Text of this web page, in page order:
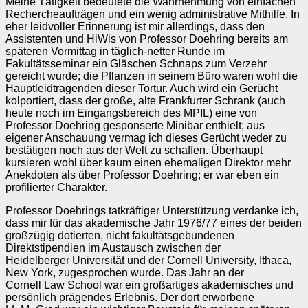
Rechercheaufträgen und ein wenig administrative Mithilfe. In
eher leidvoller Erinnerung ist mir allerdings, dass den
Assistenten und HiWis von Professor Doehring bereits am
späteren Vormittag in täglich‑netter Runde im
Fakultätsseminar ein Gläschen Schnaps zum Verzehr
gereicht wurde; die Pflanzen in seinem Büro waren wohl die
Hauptleidtragenden dieser Tortur. Auch wird ein Gerücht
kolportiert, dass der große, alte Frankfurter Schrank (auch
heute noch im Eingangsbereich des MPIL) eine von
Professor Doehring gesponserte Minibar enthielt; aus
eigener Anschauung vermag ich dieses Gerücht weder zu
bestätigen noch aus der Welt zu schaffen. Überhaupt
kursieren wohl über kaum einen ehemaligen Direktor mehr
Anekdoten als über Professor Doehring; er war eben ein
profilierter Charakter.
Professor Doehrings tatkräftiger Unterstützung verdanke ich,
dass mir für das akademische Jahr 1976/77 eines der beiden
großzügig dotierten, nicht fakultätsgebundenen
Direktstipendien im Austausch zwischen der
Heidelberger Universität und der Cornell University, Ithaca,
New York, zugesprochen wurde. Das Jahr an der
Cornell Law School war ein großartiges akademisches und
persönlich prägendes Erlebnis. Der dort erworbene